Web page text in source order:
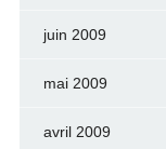
juin 2009
mai 2009
avril 2009